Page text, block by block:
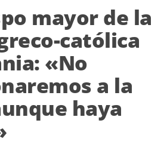
mayor de la
católica
«No
a la
haya